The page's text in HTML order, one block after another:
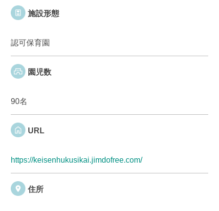
施設形態
認可保育園
園児数
90名
URL
https://keisenhukusikai.jimdofree.com/
住所